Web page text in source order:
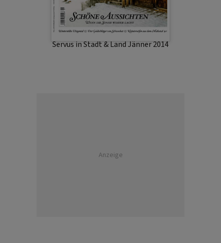
Servus in Stadt & Land Jänner 2014
Anzeige